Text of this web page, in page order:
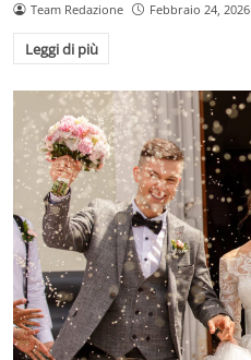
Team Redazione Febbraio 24, 2026
Leggi di più